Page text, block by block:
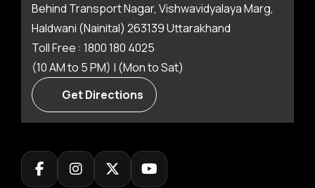
Behind Transport Nagar, Vishwavidyalaya Marg,
Haldwani (Nainital) 263139 Uttarakhand
Toll Free : 1800 180 4025
(10 AM to 5 PM) | (Mon to Sat)
Get Directions